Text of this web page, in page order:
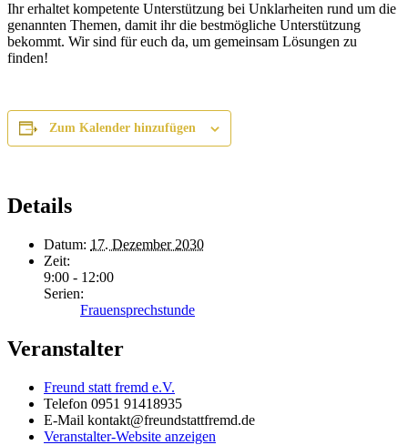
Ihr erhaltet kompetente Unterstützung bei Unklarheiten rund um die
genannten Themen, damit ihr die bestmögliche Unterstützung
bekommt. Wir sind für euch da, um gemeinsam Lösungen zu
finden!
Zum Kalender hinzufügen
Details
Datum: 17. Dezember 2030
Zeit:
9:00 - 12:00
Serien:
Frauensprechstunde
Veranstalter
Freund statt fremd e.V.
Telefon 0951 91418935
E-Mail kontakt@freundstattfremd.de
Veranstalter-Website anzeigen